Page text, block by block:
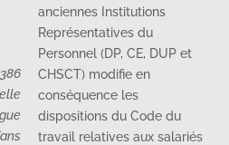
anciennes Institutions
Représentatives du
Personnel (DP, CE, DUP et
CHSCT) modifie en
conséquence les
dispositions du Code du
travail relatives aux salariés